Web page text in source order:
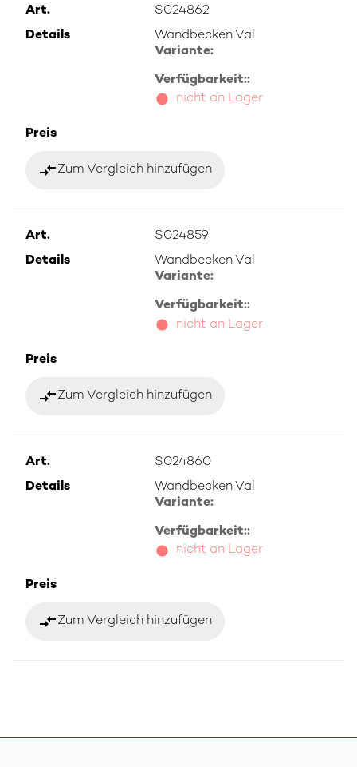
Art.
S024862
Details
Wandbecken Val
Variante:
Verfügbarkeit::
nicht an Lager
Preis
compare_arrowsZum Vergleich hinzufügen
Art.
S024859
Details
Wandbecken Val
Variante:
Verfügbarkeit::
nicht an Lager
Preis
compare_arrowsZum Vergleich hinzufügen
Art.
S024860
Details
Wandbecken Val
Variante:
Verfügbarkeit::
nicht an Lager
Preis
compare_arrowsZum Vergleich hinzufügen